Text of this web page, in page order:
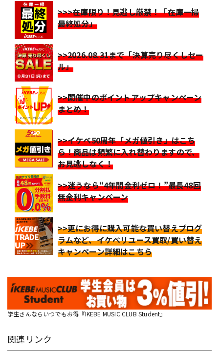
>>>在庫限り！見逃し厳禁！「在庫一掃
最終処分」
>>2026.08.31まで「決算売り尽くしセー
ル」
>>開催中のポイントアップキャンペーン
まとめ！
>>イケベ50周年「メガ値引き」はこち
ら！商品は頻繁に入れ替わりますので、
お見逃しなく！
>>迷うなら“4年間金利ゼロ！”最長48回
無金利キャンペーン
>>更にお得に購入可能な買い替えプログ
ラムなど、イケベリユース買取/買い替え
キャンペーン詳細はこちら
学生さんならいつでもお得『IKEBE MUSIC CLUB Student』
関連リンク